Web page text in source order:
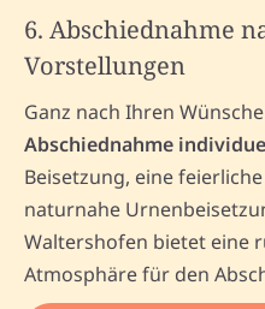
6. Abschiednahme
Vorstellungen
Ganz nach Ihren
Abschiednahme
Beisetzung, eine
naturnahe
Waltershofen bietet eine
Atmosphäre für den